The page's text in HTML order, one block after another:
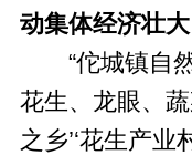
动集体经济壮大
“佗城镇自然
花生、龙眼、蔬
之乡’‘花生产业